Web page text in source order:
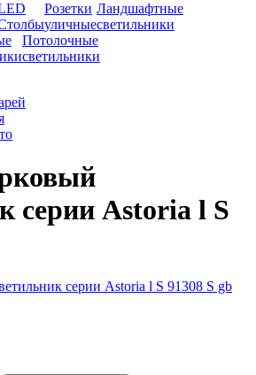
Розетки
уличные
Ландшафтные
светильники
Потолочные
светильники
серии Astoria l S